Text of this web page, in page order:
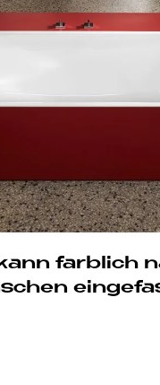
farb­lich